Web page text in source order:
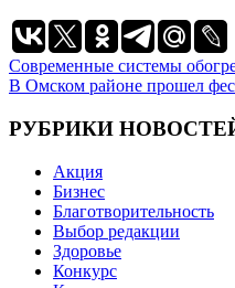
Навигация
по
записям
Современные системы
В Омском районе прошел
РУБРИКИ
Акция
Бизнес
Благотворительность
Выбор редакции
Здоровье
Конкурс